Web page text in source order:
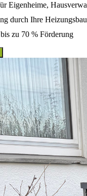
Eigenheime,
durch Ihre
zu 70 % Förderung